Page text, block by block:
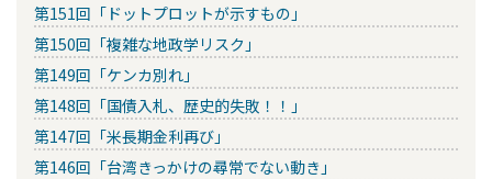
第151回「ドットプロットが示すもの」
第150回「複雑な地政学リスク」
第149回「ケンカ別れ」
第148回「国債入札、歴史的失敗！！」
第147回「米長期金利再び」
第146回「台湾きっかけの尋常でない動き」